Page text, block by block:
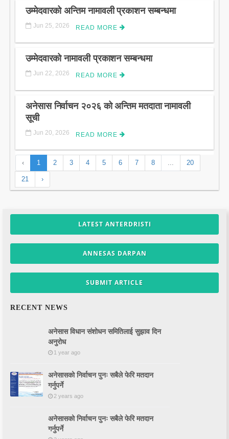
उम्मेदवारको अन्तिम नामावली प्रकाशन सम्बन्धमा
Jun 25, 2026 READ MORE
उम्मेदवारको नामावली प्रकाशन सम्बन्धमा
Jun 22, 2026 READ MORE
अनेसास निर्वाचन २०२६ को अन्तिम मतदाता नामावली
सूची
Jun 20, 2026 READ MORE
‹ 1 2 3 4 5 6 7 8 ... 20
21 ›
LATEST ANTERDRISTI
ANNESAS DARPAN
SUBMIT ARTICLE
RECENT NEWS
अनेसास विधान संशोधन समितिलाई सुझाव दिन
अनुरोध
1 year ago
अनेसासको निर्वाचन पुनः सबैले फेरि मतदान
गर्नुपर्ने
2 years ago
अनेसासको निर्वाचन पुनः सबैले फेरि मतदान
गर्नुपर्ने